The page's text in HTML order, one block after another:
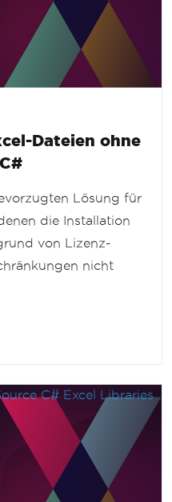
Dateien ohne
Lösung für
die Installation
von Lizenz-
nicht